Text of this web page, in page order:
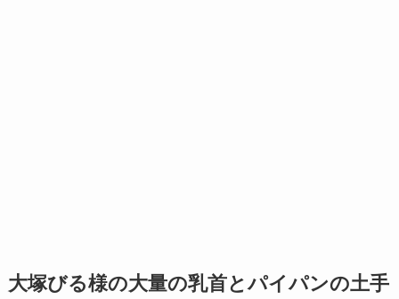
大塚びる様の大量の乳首とパイパンの土手